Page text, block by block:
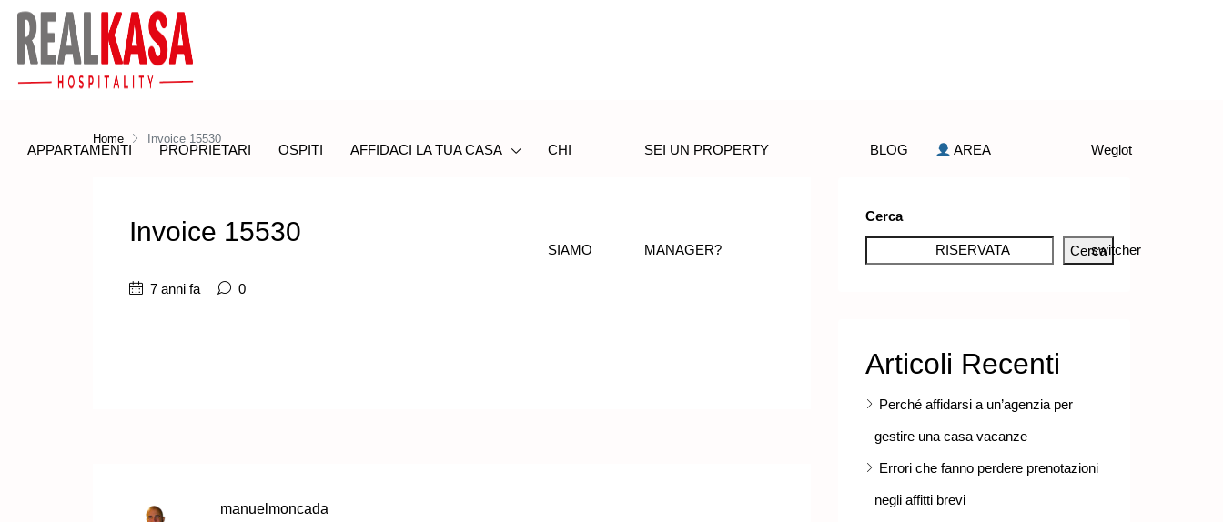
APPARTAMENTI PROPRIETARI OSPITI AFFIDACI LA TUA CASA CHI
SIAMO
SEI UN PROPERTY
MANAGER?
BLOG AREA
RISERVATA
Weglot
switcher
Home Invoice 15530
Invoice 15530
7 anni fa 0
manuelmoncada
Cerca
Cerca
Articoli Recenti
Perché affidarsi a un’agenzia per
gestire una casa vacanze
Errori che fanno perdere prenotazioni
negli affitti brevi